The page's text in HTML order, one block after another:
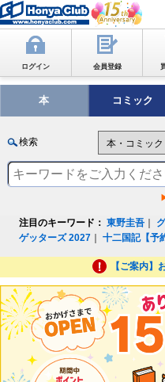
ログイン 会員登録
本 コミック
検索
注目のキーワード： 東野圭吾
ゲッターズ 2027 ｜十二国記【予
【ご案内】